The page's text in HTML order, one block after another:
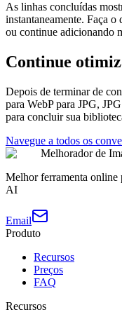
As linhas concluídas
instantaneamente. Faça
ou continue adicionando
Continue
Depois de terminar de
para WebP para JPG,
para concluir sua
Navegue a todos os
Melhorador de
Melhor ferramenta online
AI
Email
Produto
Recursos
Preços
FAQ
Recursos